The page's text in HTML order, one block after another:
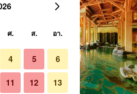
ศ. ส. อา.
4 5 6
11 12 13